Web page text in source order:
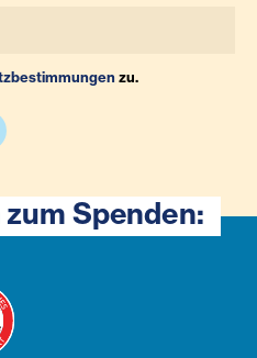
zu.
Spenden: